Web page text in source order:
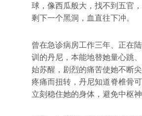
球，像西瓜般大，找不到五官
剩下一个黑洞，血直往下冲。
曾在急诊病房工作三年、正在
训的丹尼，本能地替她量心跳
始苏醒，剧烈的痛苦使她不断
疼痛而扭转，丹尼知道脊椎骨
立刻稳住她的身体，避免中枢神